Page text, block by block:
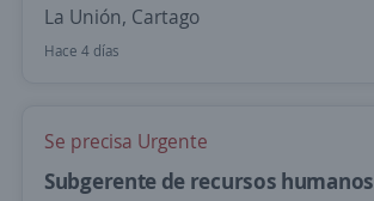
La Unión, Cartago
Hace 4 días
Se precisa Urgente
Subgerente de recursos humanos